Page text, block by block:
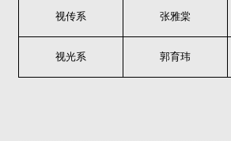
视传系 张雅棠
视光系 郭育玮